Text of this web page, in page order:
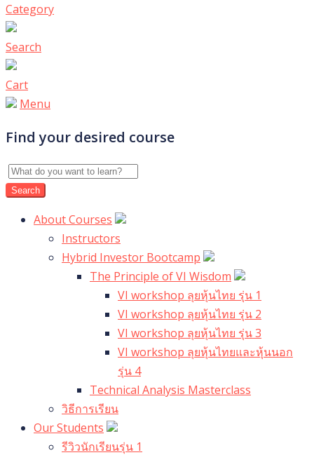
Category
Search
Cart
Menu
Find your desired course
About Courses
Instructors
Hybrid Investor Bootcamp
The Principle of VI Wisdom
VI workshop ลุยหุ้นไทย รุ่น 1
VI workshop ลุยหุ้นไทย รุ่น 2
VI workshop ลุยหุ้นไทย รุ่น 3
VI workshop ลุยหุ้นไทยและหุ้นนอก
รุ่น 4
Technical Analysis Masterclass
วิธีการเรียน
Our Students
รีวิวนักเรียนรุ่น 1